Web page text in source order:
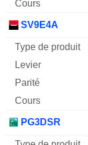
SV9E4A
PG3DSR